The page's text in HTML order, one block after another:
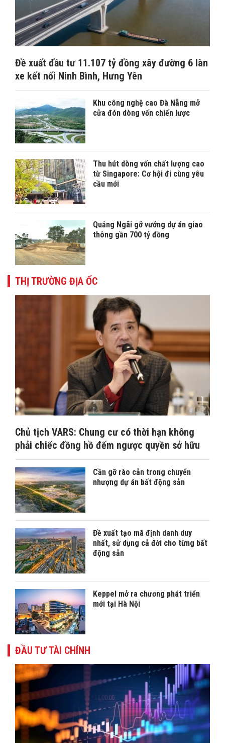
Đề xuất đầu tư 11.107 tỷ đồng xây đường 6 làn
xe kết nối Ninh Bình, Hưng Yên
Khu công nghệ cao Đà Nẵng mở
cửa đón dòng vốn chiến lược
Thu hút dòng vốn chất lượng cao
từ Singapore: Cơ hội đi cùng yêu
cầu mới
Quảng Ngãi gỡ vướng dự án giao
thông gần 700 tỷ đồng
THỊ TRƯỜNG ĐỊA ỐC
Chủ tịch VARS: Chung cư có thời hạn không
phải chiếc đồng hồ đếm ngược quyền sở hữu
Cần gỡ rào cản trong chuyển
nhượng dự án bất động sản
Đề xuất tạo mã định danh duy
nhất, sử dụng cả đời cho từng bất
động sản
Keppel mở ra chương phát triển
mới tại Hà Nội
ĐẦU TƯ TÀI CHÍNH